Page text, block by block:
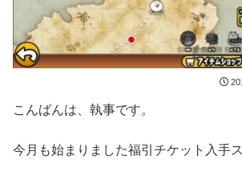
こんばんは、執事です。
今月も始まりました福引チケット入手ス